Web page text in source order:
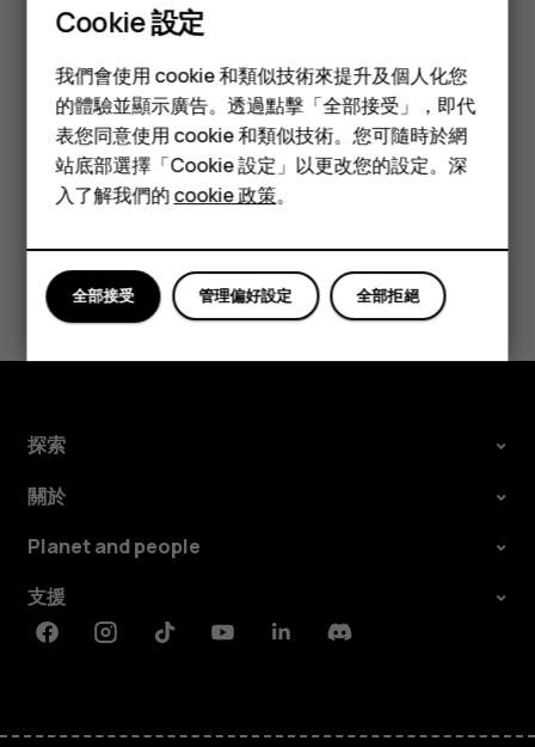
智慧型手機
功能型手機
配件
平板電腦
拍攝高質素相片
在相機應用程式中，點選menu>解析度，然後依照您的喜好設定
解析度。
您認為這有幫助嗎？
探索
關於
Planet and people
支援
FacebookInstagramTiktokYoutubeLinkedinDiscord
Cookie 設定
我們會使用 cookie 和類似技術來提升及個人化您
的體驗並顯示廣告。透過點擊「全部接受」，即代
表您同意使用 cookie 和類似技術。您可隨時於網
站底部選擇「Cookie 設定」以更改您的設定。深
入了解我們的cookie 政策。
全部拒絕
管理偏好設定
全部接受